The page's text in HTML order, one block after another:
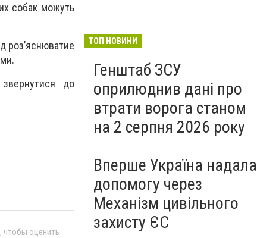
собак можуть
роз’яснюватие
до
, чтобы оценить
ТОП НОВИНИ
Генштаб ЗСУ
оприлюднив дані про
втрати ворога станом
на 2 серпня 2026 року
Вперше Україна надала
допомогу через
Механізм цивільного
захисту ЄС